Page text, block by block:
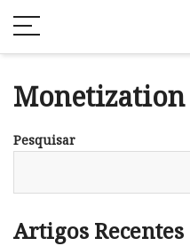
Monetization
Pesquisar
Artigos Recentes